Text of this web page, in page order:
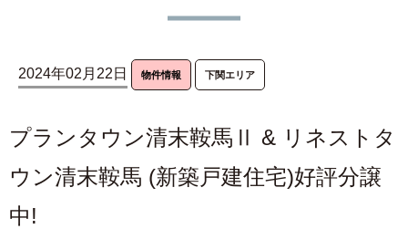
2024年02月22日 物件情報 下関エリア
プランタウン清末鞍馬Ⅱ & リネストタ
ウン清末鞍馬 (新築戸建住宅)好評分譲
中!